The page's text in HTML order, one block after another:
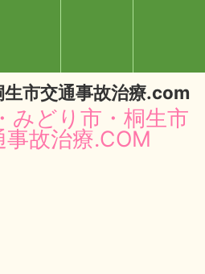
生市交通事故治療.com
みどり市・桐生市
事故治療.COM